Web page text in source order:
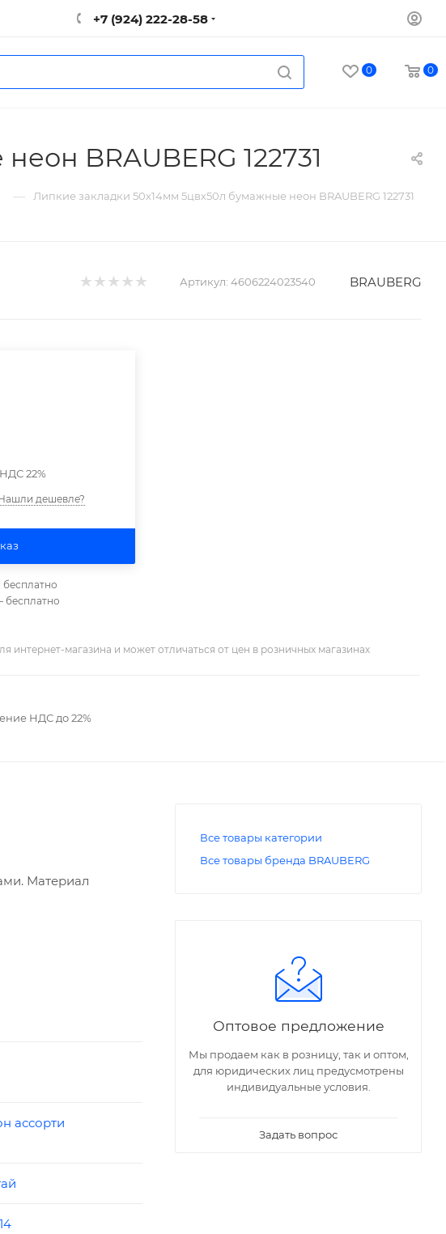
+7 (924) 222-28-58
0 0
BRAUBERG 122731
— Липкие закладки 50х14мм 5цвх50л бумажные неон BRAUBERG 122731
Артикул: 4606224023540 BRAUBERG
22%
дешевле?
бесплатно
интернет-магазина и может отличаться от цен в розничных магазинах
НДС до 22%
Материал
ассорти
Все товары категории
Все товары бренда BRAUBERG
Оптовое предложение
Мы продаем как в розницу, так и оптом,
для юридических лиц предусмотрены
индивидуальные условия.
Задать вопрос